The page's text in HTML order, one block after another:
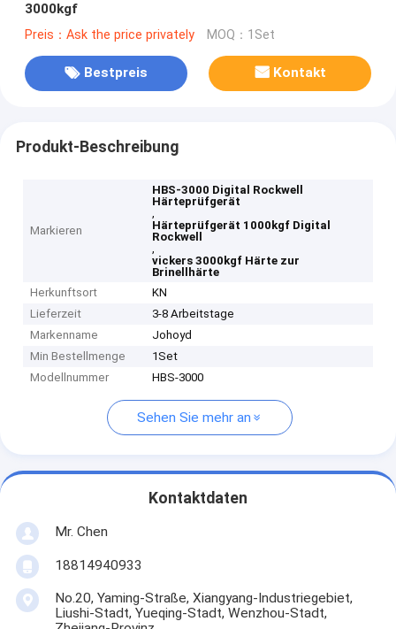
3000kgf
Preis：Ask the price privately MOQ：1Set
Bestpreis Kontakt
Produkt-Beschreibung
Markieren
HBS-3000 Digital Rockwell
Härteprüfgerät
,
Härteprüfgerät 1000kgf Digital
Rockwell
,
vickers 3000kgf Härte zur
Brinellhärte
Herkunftsort
KN
Lieferzeit
3-8 Arbeitstage
Markenname
Johoyd
Min Bestellmenge
1Set
Modellnummer
HBS-3000
Sehen Sie mehr an
Kontaktdaten
Mr. Chen
18814940933
No.20, Yaming-Straße, Xiangyang-Industriegebiet,
Liushi-Stadt, Yueqing-Stadt, Wenzhou-Stadt,